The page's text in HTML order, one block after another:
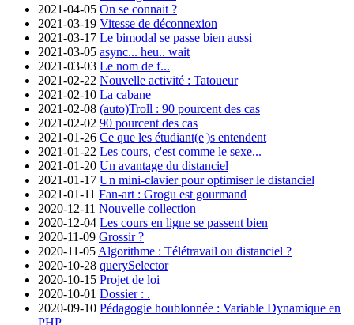
2021-04-05 On se connait ?
2021-03-19 Vitesse de déconnexion
2021-03-17 Le bimodal se passe bien aussi
2021-03-05 async... heu.. wait
2021-03-03 Le nom de f...
2021-02-22 Nouvelle activité : Tatoueur
2021-02-10 La cabane
2021-02-08 (auto)Troll : 90 pourcent des cas
2021-02-02 90 pourcent des cas
2021-01-26 Ce que les étudiant(e|)s entendent
2021-01-22 Les cours, c'est comme le sexe...
2021-01-20 Un avantage du distanciel
2021-01-17 Un mini-clavier pour optimiser le distanciel
2021-01-11 Fan-art : Grogu est gourmand
2020-12-11 Nouvelle collection
2020-12-04 Les cours en ligne se passent bien
2020-11-09 Grossir ?
2020-11-05 Algorithme : Télétravail ou distanciel ?
2020-10-28 querySelector
2020-10-15 Projet de loi
2020-10-01 Dossier : .
2020-09-10 Pédagogie houblonnée : Variable Dynamique en
PHP